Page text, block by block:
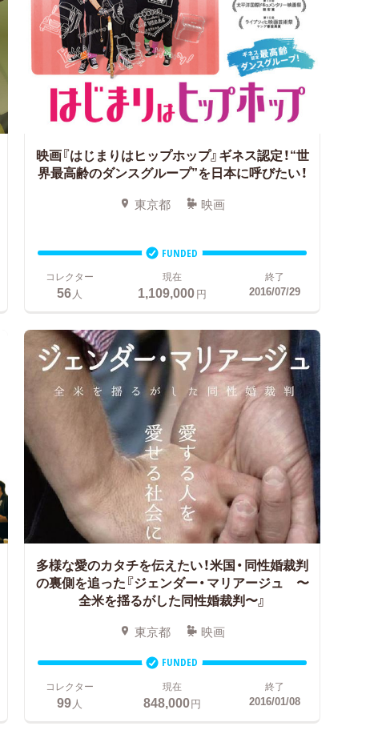
映画『はじまりはヒップホップ』ギネス認定！“世
界最高齢のダンスグループ”を日本に呼びたい！
東京都 映画
FUNDED
コレクター
56人
現在
1,109,000円
終了
2016/07/29
多様な愛のカタチを伝えたい！米国・同性婚裁判
の裏側を追った『ジェンダー・マリアージュ 〜
全米を揺るがした同性婚裁判〜』
東京都 映画
FUNDED
コレクター
99人
現在
848,000円
終了
2016/01/08